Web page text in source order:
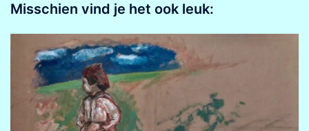
Misschien vind je het ook leuk: